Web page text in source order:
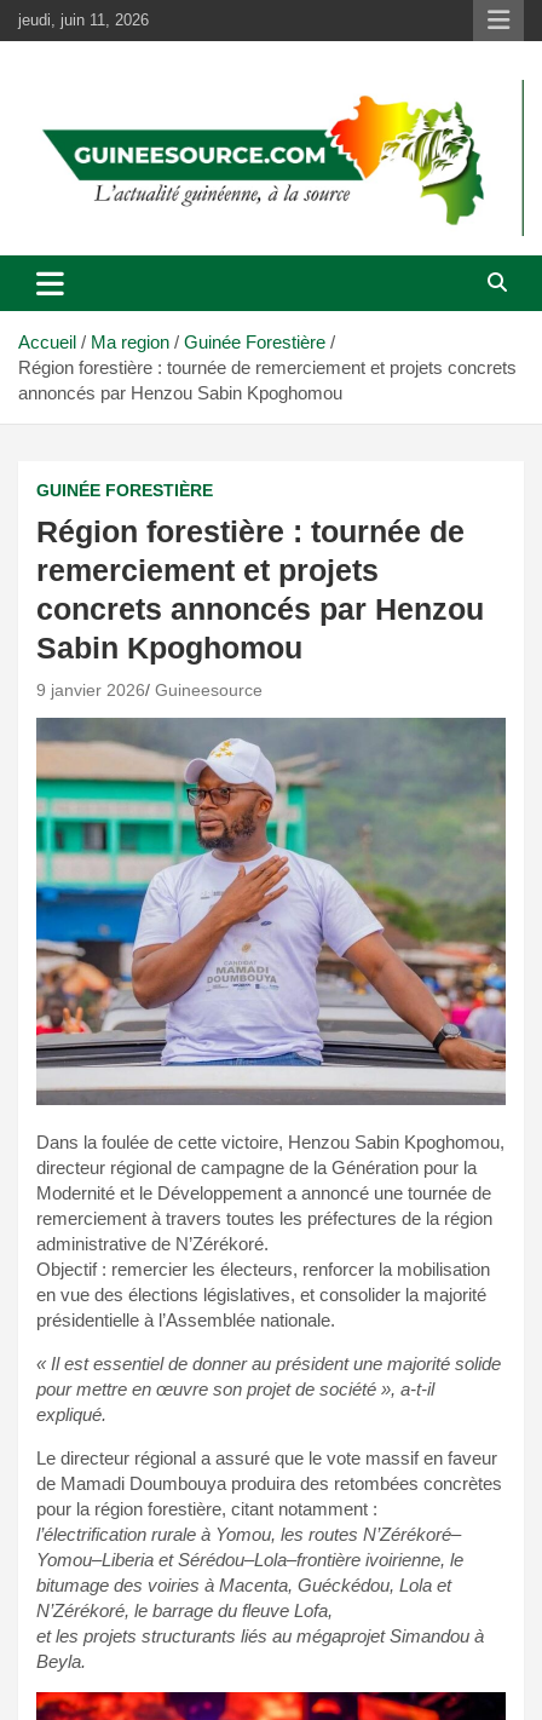
Aller
au
jeudi, juin 11, 2026
Accueil Ma region
Guinée Forestière
Région forestière : tournée de remerciement et projets concrets
annoncés par Henzou Sabin Kpoghomou
GUINÉE FORESTIÈRE
Région forestière : tournée de
remerciement et projets
concrets annoncés par Henzou
Sabin Kpoghomou
9 janvier 2026 Guineesource
Dans la foulée de cette victoire, Henzou Sabin Kpoghomou,
directeur régional de campagne de la Génération pour la
Modernité et le Développement a annoncé une tournée de
remerciement à travers toutes les préfectures de la région
administrative de N’Zérékoré.
Objectif : remercier les électeurs, renforcer la mobilisation
en vue des élections législatives, et consolider la majorité
présidentielle à l’Assemblée nationale.
« Il est essentiel de donner au président une majorité solide
pour mettre en œuvre son projet de société », a-t-il
expliqué.
Le directeur régional a assuré que le vote massif en faveur
de Mamadi Doumbouya produira des retombées concrètes
pour la région forestière, citant notamment :
l’électrification rurale à Yomou, les routes N’Zérékoré–
Yomou–Liberia et Sérédou–Lola–frontière ivoirienne, le
bitumage des voiries à Macenta, Guéckédou, Lola et
N’Zérékoré, le barrage du fleuve Lofa,
et les projets structurants liés au mégaprojet Simandou à
Beyla.